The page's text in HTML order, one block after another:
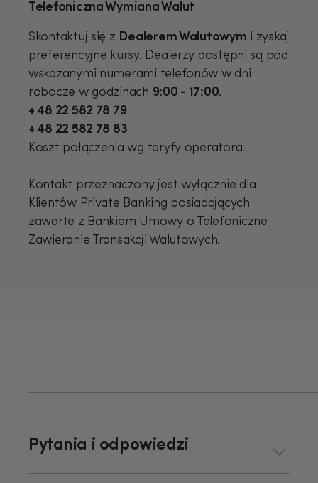
Telefoniczna Wymiana Walut
Skontaktuj się z Dealerem Walutowym i zyskaj
preferencyjne kursy. Dealerzy dostępni są pod
wskazanymi numerami telefonów w dni
robocze w godzinach 9:00 - 17:00.
+ 48 22 582 78 79
+ 48 22 582 78 83
Koszt połączenia wg taryfy operatora.
Kontakt przeznaczony jest wyłącznie dla
Klientów Private Banking posiadających
zawarte z Bankiem Umowy o Telefoniczne
Zawieranie Transakcji Walutowych.
Pytania i odpowiedzi